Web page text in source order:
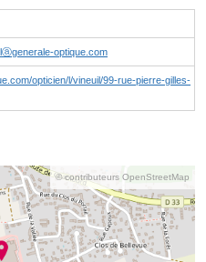
optique.com
opticien/l/vineuil/99-rue-pierre-gilles-
© contributeurs OpenStreetMap